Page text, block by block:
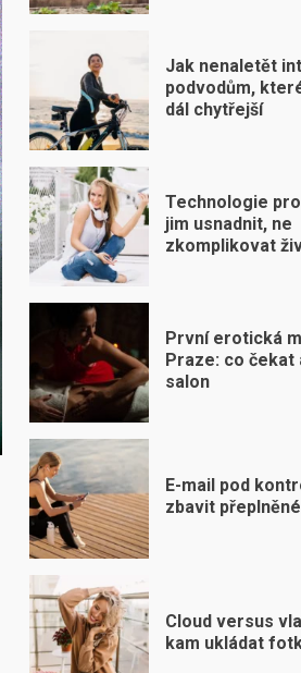
Jak nenaletět
podvodům,
dál chytřejší
Technologie
jim usnadnit, ne
zkomplikovat
První erotická
Praze: co čekat
salon
E-mail pod
zbavit
Cloud versus
kam ukládat